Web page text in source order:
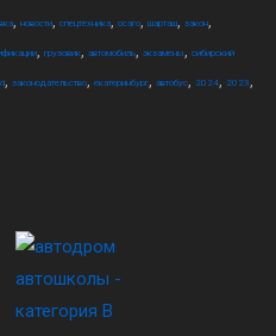
новости спецтехника осаго шарташ закон
грузовик автомобиль экзамены сибирский
законодательство екатеринбург автобус 2024 2023